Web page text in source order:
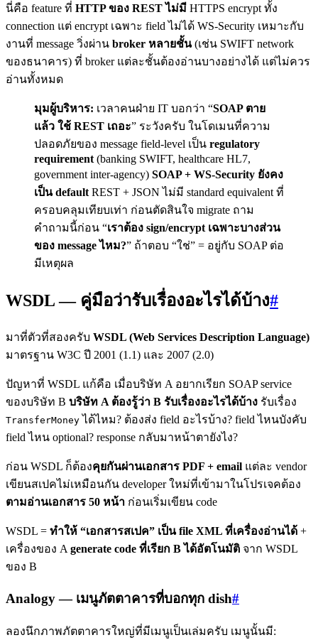
นี่คือ feature ที่ HTTP ของ REST ไม่มี HTTPS encrypt ทั้ง
connection แต่ encrypt เฉพาะ field ไม่ได้ WS-Security เหมาะกับ
งานที่ message วิ่งผ่าน broker หลายชั้น(เช่น SWIFT network
ของธนาคาร) ที่ broker แต่ละชั้นต้องอ่านบางอย่างได้ แต่ไม่ควร
อ่านทั้งหมด
มุมผู้บริหาร: เวลาคนฝ่าย IT บอกว่า “SOAP ตาย
แล้ว ใช้ REST เถอะ” ระวังครับ ในโดเมนที่ความ
ปลอดภัยของ message field-level เป็น regulatory
requirement (banking SWIFT, healthcare HL7,
government inter-agency) SOAP + WS-Security ยังคง
เป็น default REST + JSON ไม่มี standard equivalent ที่
ครอบคลุมเทียบเท่า ก่อนตัดสินใจ migrate ถาม
คำถามนี้ก่อน “เราต้อง sign/encrypt เฉพาะบางส่วน
ของ message ไหม?” ถ้าตอบ “ใช่” = อยู่กับ SOAP ต่อ
มีเหตุผล
WSDL — คู่มือว่ารับเรื่องอะไรได้บ้าง#
มาที่ตัวที่สองครับ WSDL (Web Services Description Language)
มาตรฐาน W3C ปี 2001 (1.1) และ 2007 (2.0)
ปัญหาที่ WSDL แก้คือ เมื่อบริษัท A อยากเรียก SOAP service
ของบริษัท B บริษัท A ต้องรู้ว่า B รับเรื่องอะไรได้บ้าง รับเรื่อง
TransferMoney ได้ไหม? ต้องส่ง field อะไรบ้าง? field ไหนบังคับ
field ไหน optional? response กลับมาหน้าตายังไง?
ก่อน WSDL ก็ต้องคุยกันผ่านเอกสาร PDF + email แต่ละ vendor
เขียนสเปคไม่เหมือนกัน developer ใหม่ที่เข้ามาในโปรเจคต้อง
ตามอ่านเอกสาร 50 หน้า ก่อนเริ่มเขียน code
WSDL = ทำให้ “เอกสารสเปค” เป็น file XML ที่เครื่องอ่านได้ +
เครื่องของ A generate code ที่เรียก B ได้อัตโนมัติ จาก WSDL
ของ B
Analogy — เมนูภัตตาคารที่บอกทุก dish#
ลองนึกภาพภัตตาคารใหญ่ที่มีเมนูเป็นเล่มครับ เมนูนั้นมี: